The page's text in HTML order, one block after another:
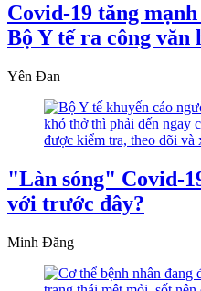
Covid-19 tăng
Bộ Y tế ra công văn
Yên Đan
"Làn sóng" Covid-
với trước đây?
Minh Đăng